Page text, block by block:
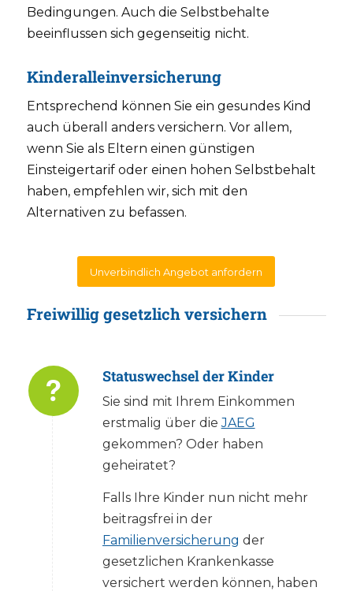
Bedingungen. Auch die Selbstbehalte
beeinflussen sich gegenseitig nicht.
Kinderalleinversicherung
Entsprechend können Sie ein gesundes Kind
auch überall anders versichern. Vor allem,
wenn Sie als Eltern einen günstigen
Einsteigertarif oder einen hohen Selbstbehalt
haben, empfehlen wir, sich mit den
Alternativen zu befassen.
Unverbindlich Angebot anfordern
Freiwillig gesetzlich versichern
Statuswechsel der Kinder
Sie sind mit Ihrem Einkommen
erstmalig über dieJAEG
gekommen? Oder haben
geheiratet?
Falls Ihre Kinder nun nicht mehr
beitragsfrei in der
Familienversicherung der
gesetzlichen Krankenkasse
versichert werden können, haben